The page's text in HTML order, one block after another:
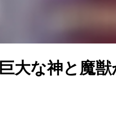
大な神と魔